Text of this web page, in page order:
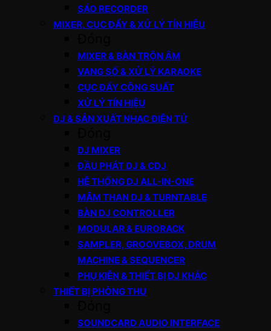
SÁO RECORDER
MIXER, CỤC ĐẨY & XỬ LÝ TÍN HIỆU
MIXER & BÀN TRỘN ÂM
VANG SỐ & XỬ LÝ KARAOKE
CỤC ĐẨY CÔNG SUẤT
XỬ LÝ TÍN HIỆU
DJ & SẢN XUẤT NHẠC ĐIỆN TỬ
DJ MIXER
ĐẦU PHÁT DJ & CDJ
HỆ THỐNG DJ ALL-IN-ONE
MÂM THAN DJ & TURNTABLE
BÀN DJ CONTROLLER
MODULAR & EURORACK
SAMPLER, GROOVEBOX, DRUM
MACHINE & SEQUENCER
PHỤ KIỆN & THIẾT BỊ DJ KHÁC
THIẾT BỊ PHÒNG THU
SOUNDCARD AUDIO INTERFACE